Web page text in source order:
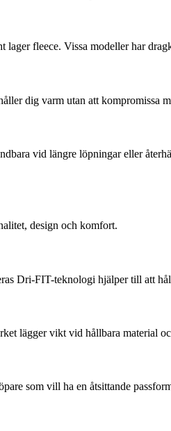
fleece. Vissa modeller har
dig varm utan att kompromissa
vid längre löpningar eller
design och komfort.
Dri-FIT-teknologi hjälper till att
lägger vikt vid hållbara material
som vill ha en åtsittande